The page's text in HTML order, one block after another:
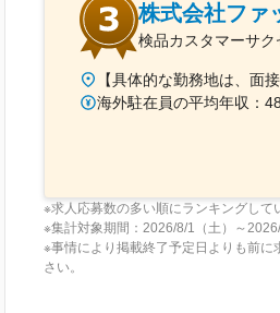
株式会社ファ
検品カスタマーサ
※求人応募数の多い順にランキングして
※集計対象期間：2026/8/1（土）～2026/
※事情により掲載終了予定日よりも前
さい。